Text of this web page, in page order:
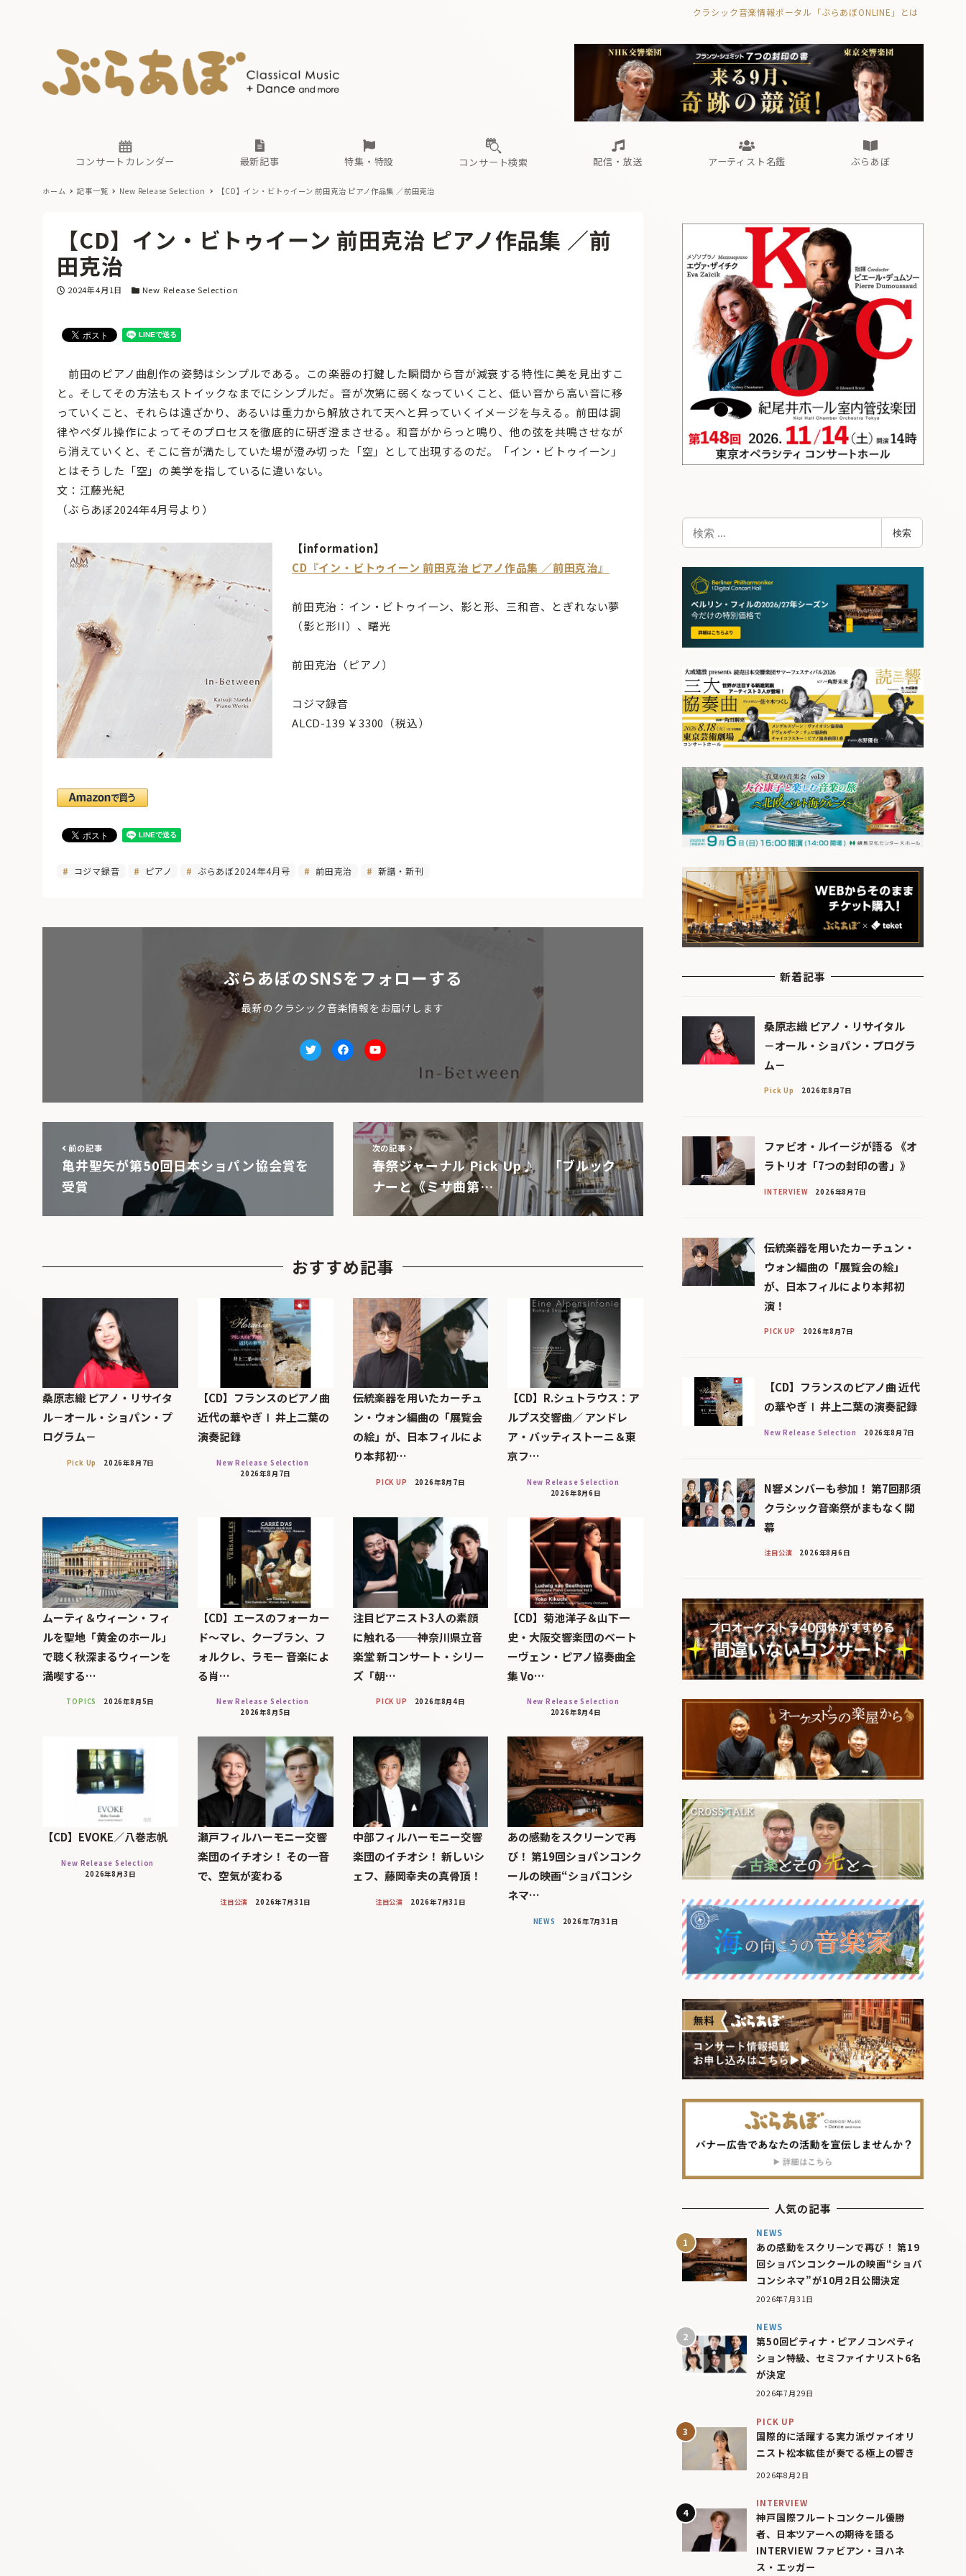
クラシック音楽情報ポータル「ぶらあぼONLINE」とは
コンサートカレンダー 最新記事
古楽とその先と オーケストラの楽屋から 海の向こうの音楽家 Aからの眺望 ぶらあぼブラス！
フォルテピアノ・オデッセイ
特集・特設
現場のプロが推す！間違いないオーケストラコンサート
過去の特集
コンサート検索 配信・放送
無料ライブ配信スケジュール 有料ライブ配信スケジュール
アーティスト名鑑
あ か さ た な は や ら わ
ぶらあぼ
古楽とその先と Aからの眺望 ぶらあぼブラス！
フォルテピアノ・オデッセイ
無料ライブ配信スケジュール
あ か さ
ホーム 記事一覧 New Release Selection 【CD】イン・ビトゥイーン 前田克治 ピアノ作品集 ／前田克治
【CD】イン・ビトゥイーン 前田克治 ピアノ作品集 ／前
田克治
投稿日
2024年4月1日 カテゴリー
New Release Selection
前田のピアノ曲創作の姿勢はシンプルである。この楽器の打鍵した瞬間から音が減衰する特性に美を見出すこ
と。そしてその方法もストイックなまでにシンプルだ。音が次第に弱くなっていくこと、低い音から高い音に移
っていくこと、それらは遠ざかり、あるいは重力から解放されて天へと昇っていくイメージを与える。前田は調
律やペダル操作によってそのプロセスを徹底的に研ぎ澄まさせる。和音がからっと鳴り、他の弦を共鳴させなが
ら消えていくと、そこに音が満たしていた場が澄み切った「空」として出現するのだ。「イン・ビトゥイーン」
とはそうした「空」の美学を指しているに違いない。
文：江藤光紀
（ぶらあぼ2024年4月号より）
【information】
CD『イン・ビトゥイーン 前田克治 ピアノ作品集 ／前田克治』
前田克治：イン・ビトゥイーン、影と形、三和音、とぎれない夢
（影と形II）、曙光
前田克治（ピアノ）
コジマ録音
ALCD-139 ￥3300（税込）
コジマ録音 ピアノ ぶらあぼ2024年4月号 前田克治 新譜・新刊
ぶらあぼのSNSをフォローする
最新のクラシック音楽情報をお届けします
TwitterfacebookYoutube
前の記事
亀井聖矢が第50回日本ショパン協会賞を
受賞
次の記事
春祭ジャーナル Pick Up♪ 「ブルック
ナーと《ミサ曲第…
おすすめ記事
桑原志織 ピアノ・リサイタ
ル－オール・ショパン・プ
ログラム－
Pick Up 2026年8月7日
【CD】フランスのピアノ曲
近代の華やぎⅠ 井上二葉の
演奏記録
New Release Selection
2026年8月7日
伝統楽器を用いたカーチュ
ン・ウォン編曲の「展覧会
の絵」が、日本フィルによ
り本邦初…
PICK UP 2026年8月7日
【CD】R.シュトラウス：ア
ルプス交響曲／ アンドレ
ア・バッティストーニ＆東
京フ…
New Release Selection
2026年8月6日
ムーティ＆ウィーン・フィ
ルを聖地「黄金のホール」
で聴く秋深まるウィーンを
満喫する…
TOPICS 2026年8月5日
【CD】エースのフォーカー
ド～マレ、クープラン、フ
ォルクレ、ラモー 音楽によ
る肖…
New Release Selection
2026年8月5日
注目ピアニスト3人の素顔
に触れる──神奈川県立音
楽堂 新コンサート・シリー
ズ「朝…
PICK UP 2026年8月4日
【CD】菊池洋子＆山下一
史・大阪交響楽団のベート
ーヴェン・ピアノ協奏曲全
集 Vo…
New Release Selection
2026年8月4日
【CD】EVOKE／八巻志帆
New Release Selection
2026年8月3日
瀬戸フィルハーモニー交響
楽団のイチオシ！ その一音
で、空気が変わる
注目公演 2026年7月31日
中部フィルハーモニー交響
楽団のイチオシ！ 新しいシ
ェフ、藤岡幸夫の真骨頂！
注目公演 2026年7月31日
あの感動をスクリーンで再
び！ 第19回ショパンコンク
ールの映画“ショパコンシ
ネマ…
NEWS 2026年7月31日
検
索
検索
新着記事
桑原志織 ピアノ・リサイタル
－オール・ショパン・プログラ
ム－
Pick Up 2026年8月7日
ファビオ・ルイージが語る 《オ
ラトリオ「7つの封印の書」》
INTERVIEW 2026年8月7日
伝統楽器を用いたカーチュン・
ウォン編曲の「展覧会の絵」
が、日本フィルにより本邦初
演！
PICK UP 2026年8月7日
【CD】フランスのピアノ曲 近代
の華やぎⅠ 井上二葉の演奏記録
New Release Selection 2026年8月7日
N響メンバーも参加！ 第7回那須
クラシック音楽祭がまもなく開
幕
注目公演 2026年8月6日
人気の記事
NEWS
あの感動をスクリーンで再び！ 第19
回ショパンコンクールの映画“ショパ
コンシネマ”が10月2日公開決定
2026年7月31日
NEWS
第50回ピティナ・ピアノコンペティ
ション特級、セミファイナリスト6名
が決定
2026年7月29日
PICK UP
国際的に活躍する実力派ヴァイオリ
ニスト松本紘佳が奏でる極上の響き
2026年8月2日
INTERVIEW
神戸国際フルートコンクール優勝
者、日本ツアーへの期待を語る
INTERVIEW ファビアン・ヨハネ
ス・エッガー